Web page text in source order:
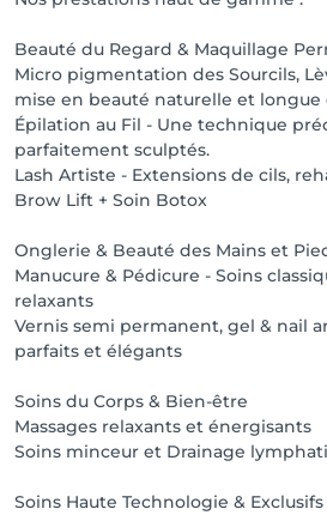
Beauté du Regard & Maquillage
Micro pigmentation des Sourcils,
mise en beauté naturelle et longue
Épilation au Fil - Une technique
parfaitement sculptés.
Lash Artiste - Extensions de cils,
Brow Lift + Soin Botox
Onglerie & Beauté des Mains et
Manucure & Pédicure - Soins
relaxants
Vernis semi permanent, gel & nail
parfaits et élégants
Soins du Corps & Bien-être
Massages relaxants et énergisants
Soins minceur et Drainage
Soins Haute Technologie & Exclusifs